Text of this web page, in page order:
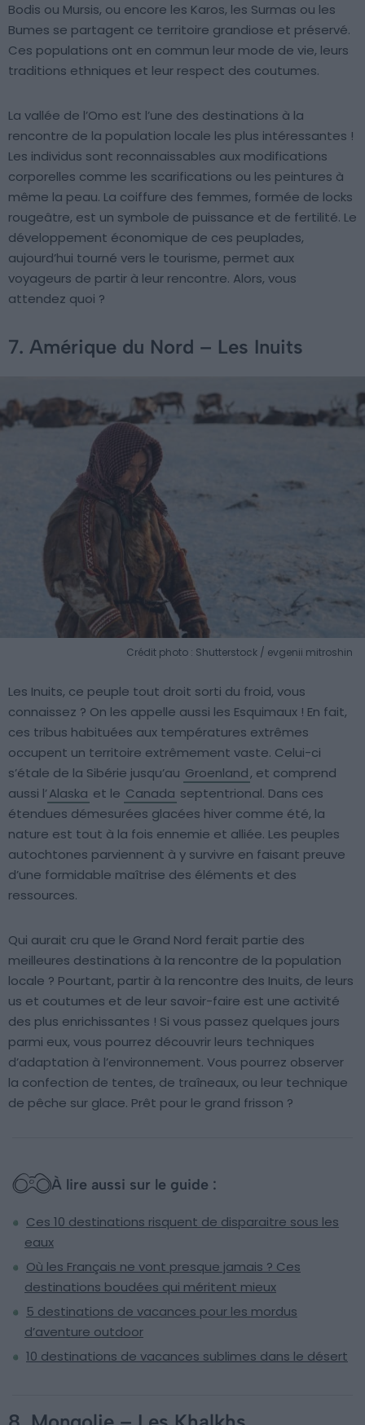
Bodis ou Mursis, ou encore les Karos, les Surmas ou les
Bumes se partagent ce territoire grandiose et préservé.
Ces populations ont en commun leur mode de vie, leurs
traditions ethniques et leur respect des coutumes.
La vallée de l’Omo est l’une des destinations à la
rencontre de la population locale les plus intéressantes !
Les individus sont reconnaissables aux modifications
corporelles comme les scarifications ou les peintures à
même la peau. La coiffure des femmes, formée de locks
rougeâtre, est un symbole de puissance et de fertilité. Le
développement économique de ces peuplades,
aujourd’hui tourné vers le tourisme, permet aux
voyageurs de partir à leur rencontre. Alors, vous
attendez quoi ?
7. Amérique du Nord – Les Inuits
Crédit photo : Shutterstock / evgenii mitroshin
Les Inuits, ce peuple tout droit sorti du froid, vous
connaissez ? On les appelle aussi les Esquimaux ! En fait,
ces tribus habituées aux températures extrêmes
occupent un territoire extrêmement vaste. Celui-ci
s’étale de la Sibérie jusqu’au Groenland, et comprend
aussi l’Alaska et le Canada septentrional. Dans ces
étendues démesurées glacées hiver comme été, la
nature est tout à la fois ennemie et alliée. Les peuples
autochtones parviennent à y survivre en faisant preuve
d’une formidable maîtrise des éléments et des
ressources.
Qui aurait cru que le Grand Nord ferait partie des
meilleures destinations à la rencontre de la population
locale ? Pourtant, partir à la rencontre des Inuits, de leurs
us et coutumes et de leur savoir-faire est une activité
des plus enrichissantes ! Si vous passez quelques jours
parmi eux, vous pourrez découvrir leurs techniques
d’adaptation à l’environnement. Vous pourrez observer
la confection de tentes, de traîneaux, ou leur technique
de pêche sur glace. Prêt pour le grand frisson ?
À lire aussi sur le guide :
Ces 10 destinations risquent de disparaitre sous les
eaux
Où les Français ne vont presque jamais ? Ces
destinations boudées qui méritent mieux
5 destinations de vacances pour les mordus
d’aventure outdoor
10 destinations de vacances sublimes dans le désert